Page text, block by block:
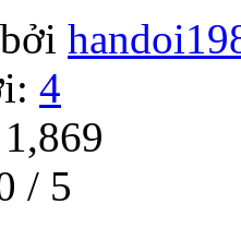
4
/ 5